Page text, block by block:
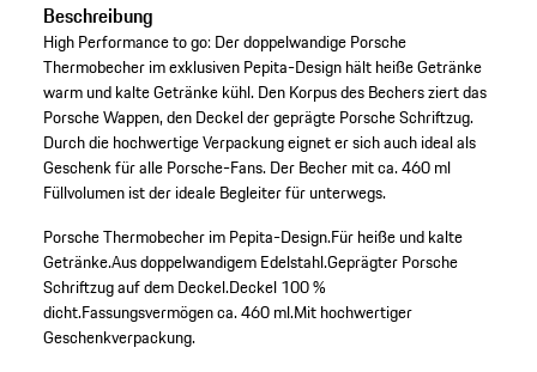
Beschreibung
High Performance to go: Der doppelwandige Porsche
Thermobecher im exklusiven Pepita-Design hält heiße Getränke
warm und kalte Getränke kühl. Den Korpus des Bechers ziert das
Porsche Wappen, den Deckel der geprägte Porsche Schriftzug.
Durch die hochwertige Verpackung eignet er sich auch ideal als
Geschenk für alle Porsche-Fans. Der Becher mit ca. 460 ml
Füllvolumen ist der ideale Begleiter für unterwegs.
Porsche Thermobecher im Pepita-Design.Für heiße und kalte
Getränke.Aus doppelwandigem Edelstahl.Geprägter Porsche
Schriftzug auf dem Deckel.Deckel 100 %
dicht.Fassungsvermögen ca. 460 ml.Mit hochwertiger
Geschenkverpackung.